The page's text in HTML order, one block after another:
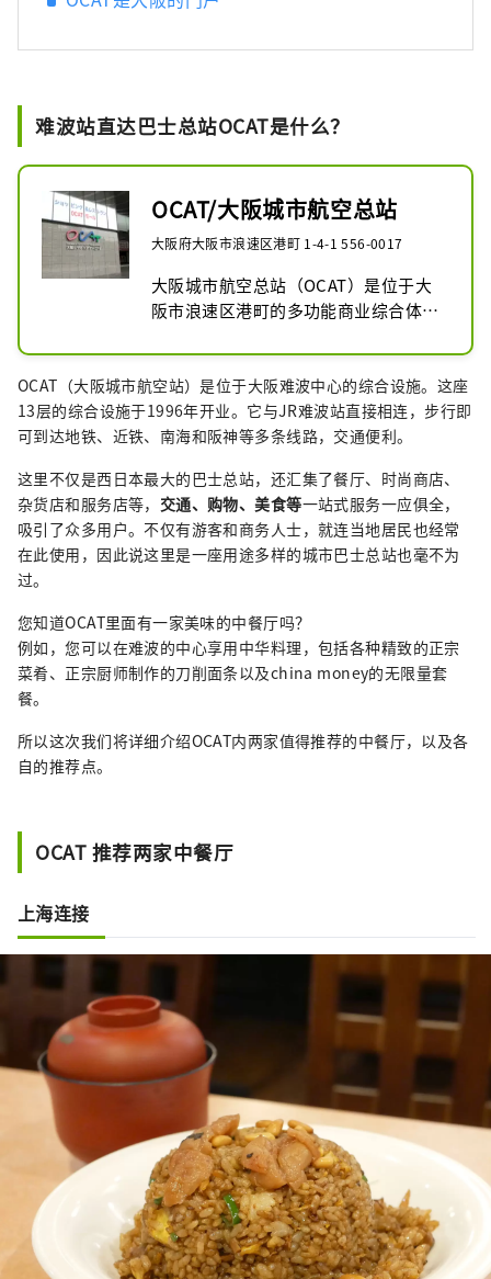
难波站直达巴士总站OCAT是什么？
OCAT/大阪城市航空总站
大阪府大阪市浪速区港町 1-4-1 556-0017
大阪城市航空总站（OCAT）是位于大
阪市浪速区港町的多功能商业综合体。
场巴士总站，并与JR难波站直通。六层
高的商业楼层还设有商店、餐厅和信息
中心。OCAT也是音乐表演的常客，而
户外的Ponte广场则是大阪年轻街舞爱
OCAT（大阪城市航空站）是位于大阪难波中心的综合设施。这座
13层的综合设施于1996年开业。它与JR难波站直接相连，步行即
可到达地铁、近铁、南海和阪神等多条线路，交通便利。
这里不仅是西日本最大的巴士总站，还汇集了餐厅、时尚商店、
杂货店和服务店等， 交通、购物、美食等一站式服务一应俱全，
吸引了众多用户。不仅有游客和商务人士，就连当地居民也经常
在此使用，因此说这里是一座用途多样的城市巴士总站也毫不为
过。
您知道OCAT里面有一家美味的中餐厅吗？
例如，您可以在难波的中心享用中华料理，包括各种精致的正宗
菜肴、正宗厨师制作的刀削面条以及china money的无限量套
餐。
所以这次我们将详细介绍OCAT内两家值得推荐的中餐厅，以及各
自的推荐点。
OCAT 推荐两家中餐厅
上海连接